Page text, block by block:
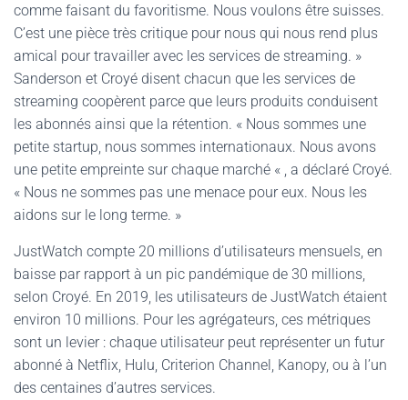
comme faisant du favoritisme. Nous voulons être suisses.
C’est une pièce très critique pour nous qui nous rend plus
amical pour travailler avec les services de streaming. »
Sanderson et Croyé disent chacun que les services de
streaming coopèrent parce que leurs produits conduisent
les abonnés ainsi que la rétention. « Nous sommes une
petite startup, nous sommes internationaux. Nous avons
une petite empreinte sur chaque marché « , a déclaré Croyé.
« Nous ne sommes pas une menace pour eux. Nous les
aidons sur le long terme. »
JustWatch compte 20 millions d’utilisateurs mensuels, en
baisse par rapport à un pic pandémique de 30 millions,
selon Croyé. En 2019, les utilisateurs de JustWatch étaient
environ 10 millions. Pour les agrégateurs, ces métriques
sont un levier : chaque utilisateur peut représenter un futur
abonné à Netflix, Hulu, Criterion Channel, Kanopy, ou à l’un
des centaines d’autres services.